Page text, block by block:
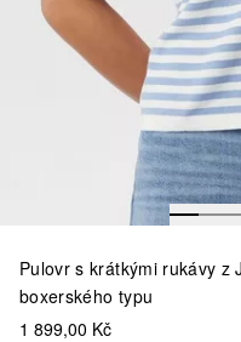
Pulovr s krátkými rukávy z
boxerského typu
1 899,00 Kč